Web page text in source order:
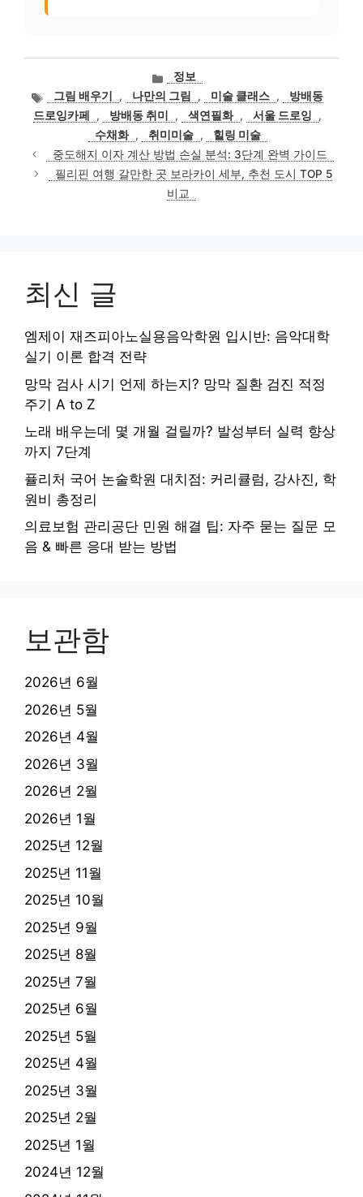
카
테
고
리
정보
태
그
그림 배우기 , 나만의 그림 , 미술 클래스 ,
방배동
드로잉카페
, 방배동 취미 , 색연필화 , 서울 드로잉
,
수채화 , 취미미술 ,
힐링 미술
중도해지 이자 계산 방법 손실 분석: 3단계 완벽 가이드
필리핀 여행 갈만한 곳 보라카이 세부, 추천 도시 TOP 5
비교
최신 글
엠제이 재즈피아노실용음악학원 입시반: 음악대학
실기 이론 합격 전략
망막 검사 시기 언제 하는지? 망막 질환 검진 적정
주기 A to Z
노래 배우는데 몇 개월 걸릴까? 발성부터 실력 향상
까지 7단계
퓰리처 국어 논술학원 대치점: 커리큘럼, 강사진, 학
원비 총정리
의료보험 관리공단 민원 해결 팁: 자주 묻는 질문 모
음 & 빠른 응대 받는 방법
보관함
2026년 6월
2026년 5월
2026년 4월
2026년 3월
2026년 2월
2026년 1월
2025년 12월
2025년 11월
2025년 10월
2025년 9월
2025년 8월
2025년 7월
2025년 6월
2025년 5월
2025년 4월
2025년 3월
2025년 2월
2025년 1월
2024년 12월